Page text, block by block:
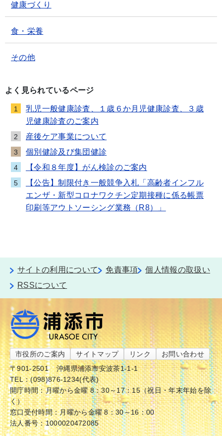
健康づくり
食・栄養
その他
よく見られているページ
1
乳児一般健康診査、１歳６か月児健康診査、３歳
児健康診査のご案内
2 産後ケア事業について
3 個別健診及び集団健診
4 【令和８年度】がん検診のご案内
5
【公告】制限付き一般競争入札「高齢者インフル
エンザ・新型コロナワクチン定期接種に係る帳票
印刷等アウトソーシング業務（R8）」
サイトの利用について 免責事項
個人情報の取扱い
RSSについて
市役所のご案内 サイトマップ リンク
お問い合わせ
〒901-2501
沖縄県浦添市安波茶1-1-1
TEL：(098)876-1234(代表)
開庁時間：月曜から金曜 8：30～17：15（祝日・年末年始を除
く）
窓口受付時間：月曜から金曜 8：30～16：00
法人番号：1000020472085